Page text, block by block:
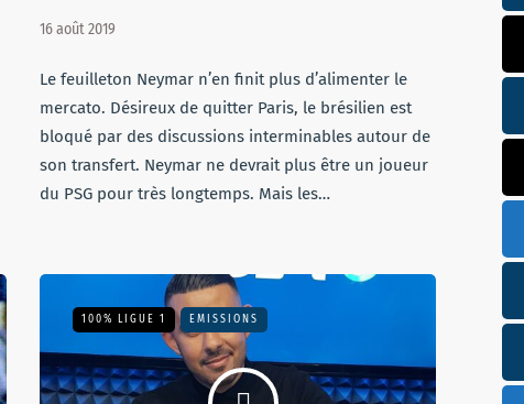
16 août 2019
Le feuilleton Neymar n’en finit plus d’alimenter le
mercato. Désireux de quitter Paris, le brésilien est
bloqué par des discussions interminables autour de
son transfert. Neymar ne devrait plus être un joueur
du PSG pour très longtemps. Mais les…
100% LIGUE 1 EMISSIONS